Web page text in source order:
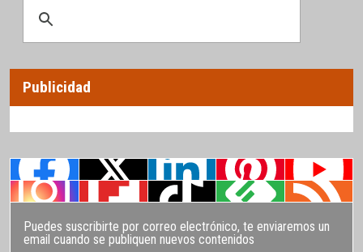
Publicidad
Puedes suscribirte por correo electrónico, te enviaremos un
email cuando se publiquen nuevos contenidos